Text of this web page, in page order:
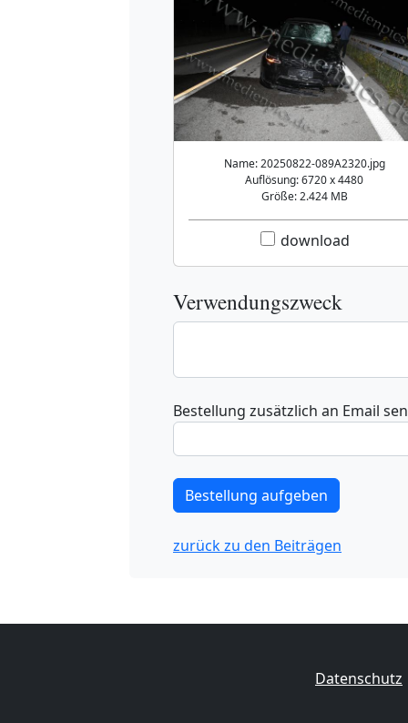
Name: 20250822-089A2320.jpg
Auflösung: 6720 x 4480
Größe: 2.424 MB
download
Verwendungszweck
Bestellung zusätzlich an Email
zurück zu den Beiträgen
Datenschutz